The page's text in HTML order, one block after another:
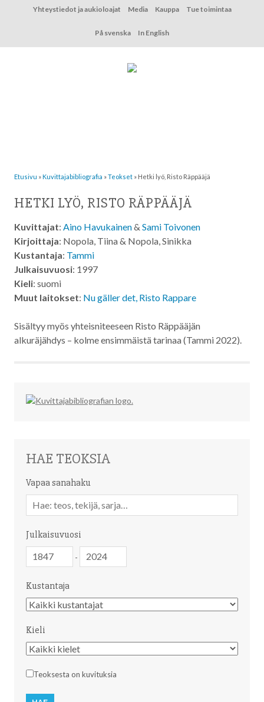
Yhteystiedot ja aukioloajat Media Kauppa Tue toimintaa
På svenska In English
Etusivu »Kuvittaja­bibliografia »Teokset » Hetki lyö, Risto Räppääjä
HETKI LYÖ, RISTO RÄPPÄÄJÄ
Kuvittajat: Aino Havukainen& Sami Toivonen
Kirjoittaja: Nopola, Tiina & Nopola, Sinikka
Kustantaja: Tammi
Julkaisuvuosi: 1997
Kieli: suomi
Muut laitokset: Nu gäller det, Risto Rappare
Sisältyy myös yhteisniteeseen Risto Räppääjän
alkuräjähdys – kolme ensimmäistä tarinaa (Tammi 2022).
HAE TEOKSIA
Vapaa sanahaku
sanahaku
Julkaisuvuosi
-
Kustantaja
Kustantaja
Kieli
Kieli
Teoksesta on kuvituksia